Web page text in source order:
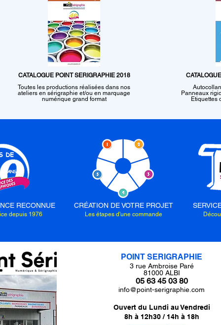
CATALOGUE POINT SERIGRAPHIE 2018
Toutes les productions réalisées dans nos
ateliers en sérigraphie et/ou en marquage
numérique grand format
Panneaux
Etiquettes
RECONNUE
depuis 1976
CRÉATION DE VOTRE PROJET
Les étapes d'une commande
POINT SERIGRAPHIE
3 rue Ambroise Paré
81000 ALBI
05 63 45 03 80
info@point-serigraphie.com
Ouvert du Lundi au Vendredi
8h à 12h30 / 14h à 18h